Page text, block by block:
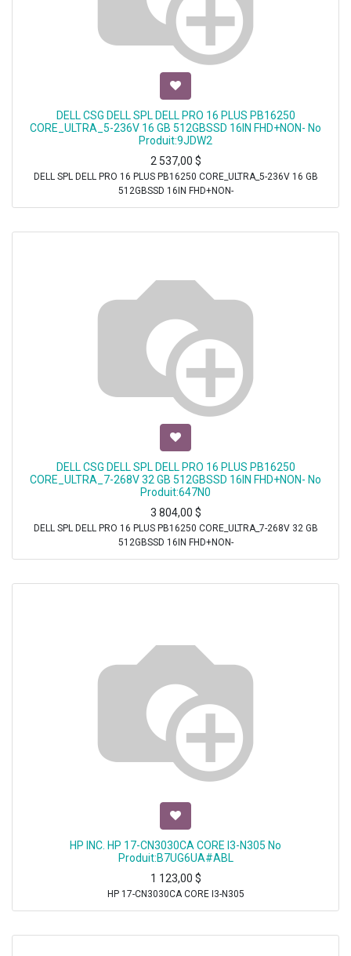
DELL CSG DELL SPL DELL PRO 16 PLUS PB16250
CORE_ULTRA_5-236V 16 GB 512GBSSD 16IN FHD+NON- No
Produit:9JDW2
2 537,00 $
DELL SPL DELL PRO 16 PLUS PB16250 CORE_ULTRA_5-236V 16 GB
512GBSSD 16IN FHD+NON-
DELL CSG DELL SPL DELL PRO 16 PLUS PB16250
CORE_ULTRA_7-268V 32 GB 512GBSSD 16IN FHD+NON- No
Produit:647N0
3 804,00 $
DELL SPL DELL PRO 16 PLUS PB16250 CORE_ULTRA_7-268V 32 GB
512GBSSD 16IN FHD+NON-
HP INC. HP 17-CN3030CA CORE I3-N305 No
Produit:B7UG6UA#ABL
1 123,00 $
HP 17-CN3030CA CORE I3-N305